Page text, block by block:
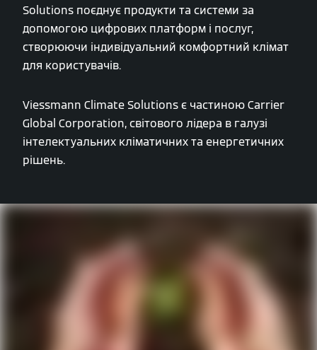
Solutions поєднує продукти та системи за
допомогою цифрових платформ і послуг,
створюючи індивідуальний комфортний клімат
для користувачів.
Viessmann Climate Solutions є частиною Carrier
Global Corporation, світового лідера в галузі
інтелектуальних кліматичних та енергетичних
рішень.